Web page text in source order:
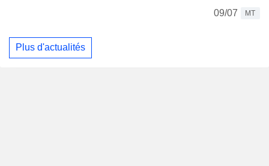
09/07
MT
Plus d'actualités